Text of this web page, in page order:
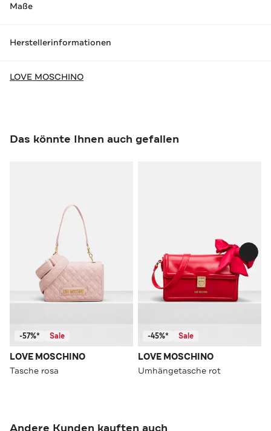
Maße
Herstellerinformationen
LOVE MOSCHINO
Das könnte Ihnen auch gefallen
-57%* Sale
LOVE MOSCHINO
Tasche rosa
-45%* Sale
LOVE MOSCHINO
Umhängetasche rot
Andere Kunden kauften auch